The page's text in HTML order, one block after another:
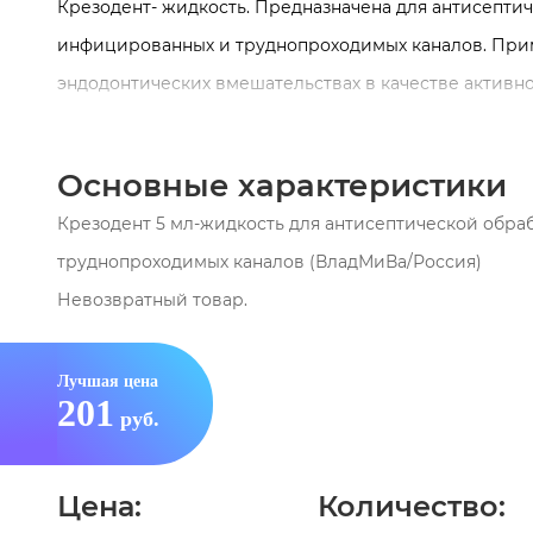
Крезодент- жидкость. Предназначена для
инфицированных и труднопроходимых каналов.
эндодонтических вмешательствах в качестве
действия. Содержит: хлорфенол — активное
смягчающую действие фенолов; дексаметазон (0,1%)
снижающий болезненность периапикальных
противовоспалительное и антиаллергическое
периапикальные ткани при условии несмешивания
Благодаря низкому коэффициенту поверхностного
быстро проникает в зубные канальца, продлевая
фунгицидный эффект. Не теряет своих свойств при
сывороткой и белками. Упаковка 5 мл.
Основные характеристики
Крезодент 5 мл-жидкость для антисептической
труднопроходимых каналов (ВладМиВа/Россия)
Невозвратный товар.
Лучшая цена
201 руб.
Цена:
Количество: